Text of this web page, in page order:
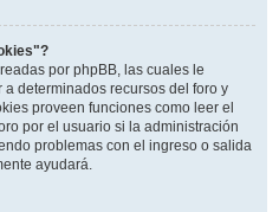
por phpBB, las cuales le
determinados recursos del foro y
proveen funciones como leer el
por el usuario si la administración
problemas con el ingreso o salida
ayudará.